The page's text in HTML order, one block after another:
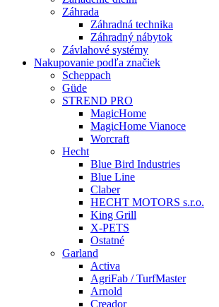
Záhrada
Záhradná technika
Záhradný nábytok
Závlahové systémy
Nakupovanie podľa značiek
Scheppach
Güde
STREND PRO
MagicHome
MagicHome Vianoce
Worcraft
Hecht
Blue Bird Industries
Blue Line
Claber
HECHT MOTORS s.r.o.
King Grill
X-PETS
Ostatné
Garland
Activa
AgriFab / TurfMaster
Arnold
Creador